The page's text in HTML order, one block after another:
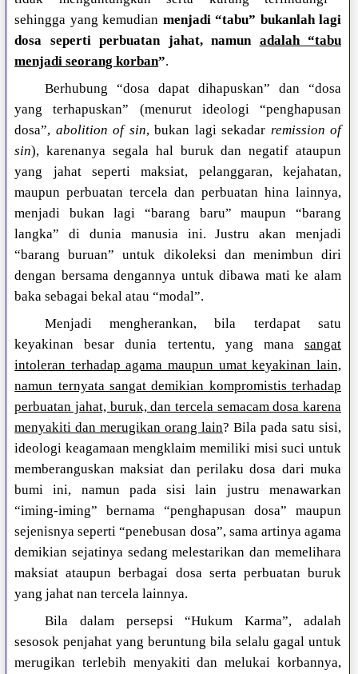
sehingga yang kemudian menjadi “tabu” bukanlah lagi
dosa seperti perbuatan jahat, namun adalah “tabu
menjadi seorang korban”.
Berhubung “dosa dapat dihapuskan” dan “dosa
yang terhapuskan” (menurut ideologi “penghapusan
dosa”, abolition of sin, bukan lagi sekadar remission of
sin), karenanya segala hal buruk dan negatif ataupun
yang jahat seperti maksiat, pelanggaran, kejahatan,
maupun perbuatan tercela dan perbuatan hina lainnya,
menjadi bukan lagi “barang baru” maupun “barang
langka” di dunia manusia ini. Justru akan menjadi
“barang buruan” untuk dikoleksi dan menimbun diri
dengan bersama dengannya untuk dibawa mati ke alam
baka sebagai bekal atau “modal”.
Menjadi mengherankan, bila terdapat satu
keyakinan besar dunia tertentu, yang mana sangat
intoleran terhadap agama maupun umat keyakinan lain,
namun ternyata sangat demikian kompromistis terhadap
perbuatan jahat, buruk, dan tercela semacam dosa karena
menyakiti dan merugikan orang lain? Bila pada satu sisi,
ideologi keagamaan mengklaim memiliki misi suci untuk
memberanguskan maksiat dan perilaku dosa dari muka
bumi ini, namun pada sisi lain justru menawarkan
“iming-iming” bernama “penghapusan dosa” maupun
sejenisnya seperti “penebusan dosa”, sama artinya agama
demikian sejatinya sedang melestarikan dan memelihara
maksiat ataupun berbagai dosa serta perbuatan buruk
yang jahat nan tercela lainnya.
Bila dalam persepsi “Hukum Karma”, adalah
sesosok penjahat yang beruntung bila selalu gagal untuk
merugikan terlebih menyakiti dan melukai korbannya,